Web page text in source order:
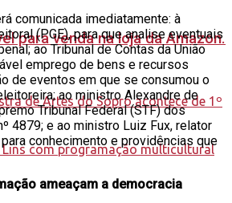
para venda na loja da Amazon.
comunicada imediatamente: à
(PGE), para que analise eventuais
ao Tribunal de Contas da União
emprego de bens e recursos
de eventos em que se consumou o
ao ministro Alexandre de
Tribunal Federal (STF) dos
4879; e ao ministro Luiz Fux, relator
conhecimento e providências que
ameaçam a democracia